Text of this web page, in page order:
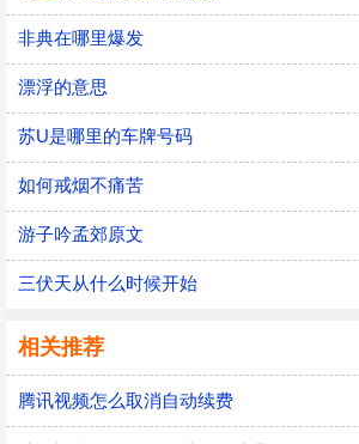
非典在哪里爆发
漂浮的意思
苏U是哪里的车牌号码
如何戒烟不痛苦
游子吟孟郊原文
三伏天从什么时候开始
相关推荐
腾讯视频怎么取消自动续费